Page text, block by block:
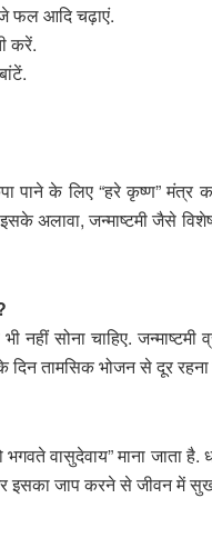
फल आदि चढ़ाएं.
करें.
के लिए “हरे कृष्ण” मंत्र
अलावा, जन्माष्टमी जैसे
नहीं सोना चाहिए.
तामसिक भोजन से दूर रहना
वासुदेवाय” माना जाता
इसका जाप करने से जीवन में सुख,